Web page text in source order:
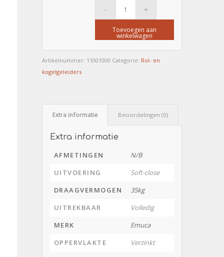
Toevoegen aan
winkelwagen
Artikelnummer: 11001000 Categorie: Rol- en
kogelgeleiders
Extra informatie Beoordelingen (0)
Extra informatie
AFMETINGEN
N/B
UITVOERING
Soft-close
DRAAGVERMOGEN
35kg
UITREKBAAR
Volledig
MERK
Emuca
OPPERVLAKTE
Verzinkt